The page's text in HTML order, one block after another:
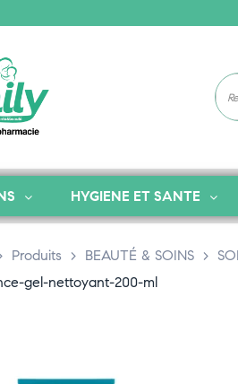
HYGIENE ET SANTE
Produits > BEAUTÉ & SOINS >
gel-nettoyant-200-ml